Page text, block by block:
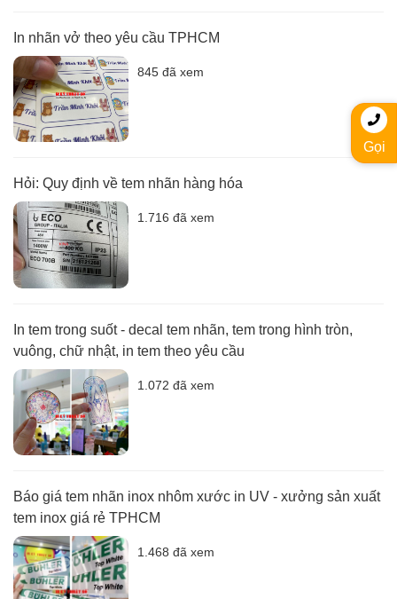
In nhãn vở theo yêu cầu TPHCM
845 đã xem
Hỏi: Quy định về tem nhãn hàng hóa
1.716 đã xem
In tem trong suốt - decal tem nhãn, tem trong hình tròn,
vuông, chữ nhật, in tem theo yêu cầu
1.072 đã xem
Báo giá tem nhãn inox nhôm xước in UV - xưởng sản xuất
tem inox giá rẻ TPHCM
1.468 đã xem
Gọi